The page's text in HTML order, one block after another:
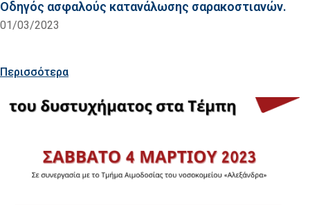
Οδηγός ασφαλούς κατανάλωσης σαρακοστιανών.
01/03/2023
Περισσότερα